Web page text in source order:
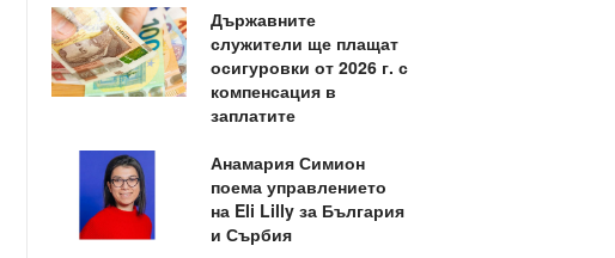
Държавните
служители ще плащат
осигуровки от 2026 г. с
компенсация в
заплатите
Анамария Симион
поема управлението
на Eli Lilly за България
и Сърбия